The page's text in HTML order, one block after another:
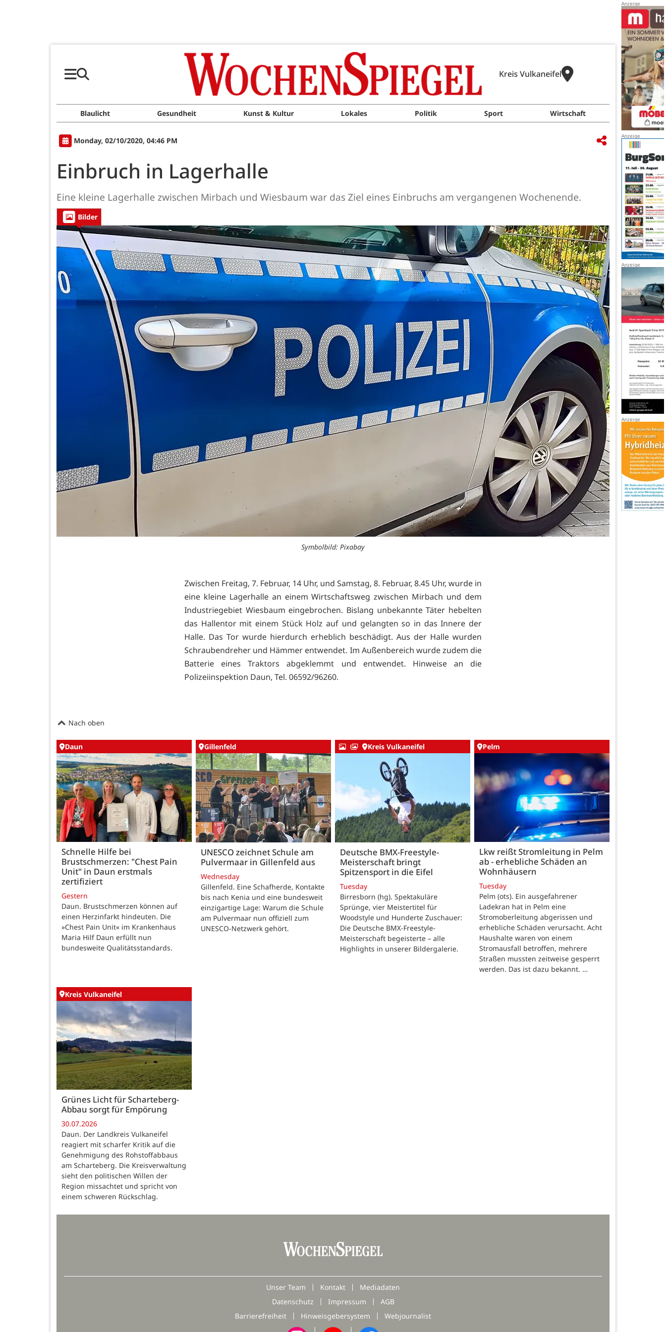
Kreis Vulkaneifel
Blaulicht Gesundheit Kunst & Kultur Lokales Politik Sport Wirtschaft
Monday, 02/10/2020, 04:46 PM
Einbruch in Lagerhalle
Eine kleine Lagerhalle zwischen Mirbach und Wiesbaum war das Ziel eines Einbruchs am vergangenen Wochenende.
Bilder
Symbolbild: Pixabay
Zwischen Freitag, 7. Februar, 14 Uhr, und Samstag, 8. Februar, 8.45 Uhr, wurde in
eine kleine Lagerhalle an einem Wirtschaftsweg zwischen Mirbach und dem
Industriegebiet Wiesbaum eingebrochen. Bislang unbekannte Täter hebelten
das Hallentor mit einem Stück Holz auf und gelangten so in das Innere der
Halle. Das Tor wurde hierdurch erheblich beschädigt. Aus der Halle wurden
Schraubendreher und Hämmer entwendet. Im Außenbereich wurde zudem die
Batterie eines Traktors abgeklemmt und entwendet. Hinweise an die
Polizeiinspektion Daun, Tel. 06592/96260.
Nach oben
Daun
Schnelle Hilfe bei
Brustschmerzen: "Chest Pain
Unit" in Daun erstmals
zertifiziert
Gestern
Daun. Brustschmerzen können auf
einen Herzinfarkt hindeuten. Die
»Chest Pain Unit« im Krankenhaus
Maria Hilf Daun erfüllt nun
bundesweite Qualitätsstandards.
Gillenfeld
UNESCO zeichnet Schule am
Pulvermaar in Gillenfeld aus
Wednesday
Gillenfeld. Eine Schafherde, Kontakte
bis nach Kenia und eine bundesweit
einzigartige Lage: Warum die Schule
am Pulvermaar nun offiziell zum
UNESCO-Netzwerk gehört.
Kreis Vulkaneifel
Deutsche BMX-Freestyle-
Meisterschaft bringt
Spitzensport in die Eifel
Tuesday
Birresborn (hg). Spektakuläre
Sprünge, vier Meistertitel für
Woodstyle und Hunderte Zuschauer:
Die Deutsche BMX-Freestyle-
Meisterschaft begeisterte – alle
Highlights in unserer Bildergalerie.
Pelm
Lkw reißt Stromleitung in Pelm
ab - erhebliche Schäden an
Wohnhäusern
Tuesday
Pelm (ots). Ein ausgefahrener
Ladekran hat in Pelm eine
Stromoberleitung abgerissen und
erhebliche Schäden verursacht. Acht
Haushalte waren von einem
Stromausfall betroffen, mehrere
Straßen mussten zeitweise gesperrt
werden. Das ist dazu bekannt. …
Kreis Vulkaneifel
Grünes Licht für Scharteberg-
Abbau sorgt für Empörung
30.07.2026
Daun. Der Landkreis Vulkaneifel
reagiert mit scharfer Kritik auf die
Genehmigung des Rohstoffabbaus
am Scharteberg. Die Kreisverwaltung
sieht den politischen Willen der
Region missachtet und spricht von
einem schweren Rückschlag.
Unser Team Kontakt
Mediadaten
Datenschutz
Impressum
AGB
Barrierefreiheit
Hinweisgebersystem Webjournalist